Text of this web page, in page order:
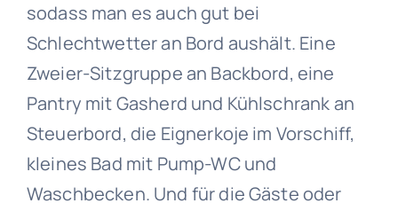
sodass man es auch gut bei
Schlechtwetter an Bord aushält. Eine
Zweier-Sitzgruppe an Backbord, eine
Pantry mit Gasherd und Kühlschrank an
Steuerbord, die Eignerkoje im Vorschiff,
kleines Bad mit Pump-WC und
Waschbecken. Und für die Gäste oder